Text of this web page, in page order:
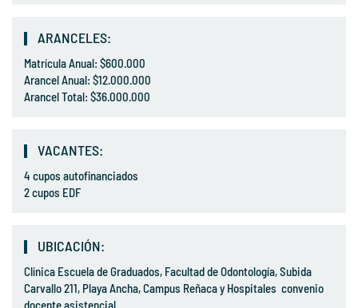
ARANCELES:
Matrícula Anual: $600.000
Arancel Anual: $12.000.000
Arancel Total: $36.000.000
VACANTES:
4 cupos autofinanciados
2 cupos EDF
UBICACIÓN:
Clínica Escuela de Graduados, Facultad de Odontología, Subida
Carvallo 211, Playa Ancha, Campus Reñaca y Hospitales convenio